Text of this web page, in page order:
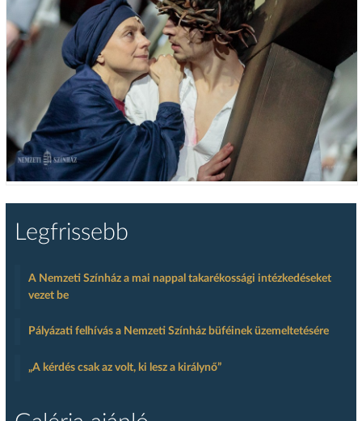
Legfrissebb
A Nemzeti Színház a mai nappal takarékossági intézkedéseket
vezet be
Pályázati felhívás a Nemzeti Színház büféinek üzemeltetésére
„A kérdés csak az volt, ki lesz a királynő”